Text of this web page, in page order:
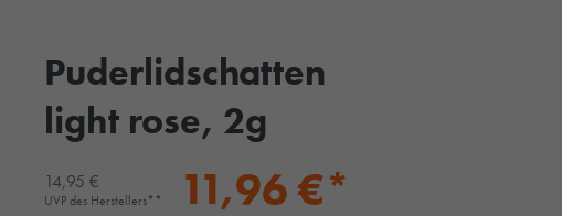
Puderlidschatten
light rose, 2g
14,95 €
UVP des Herstellers** 11,96 €*